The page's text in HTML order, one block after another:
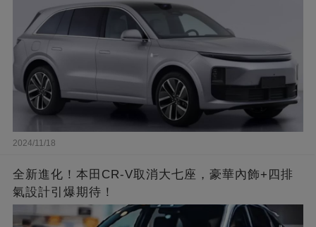
2024/11/18
全新進化！本田CR-V取消大七座，豪華內飾+四排
氣設計引爆期待！